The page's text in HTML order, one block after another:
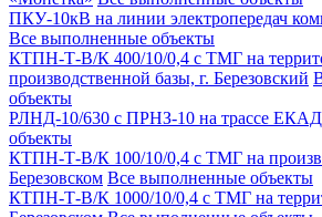
ПКУ-10кВ на линии электропередач
Все выполненные объекты
КТПН-Т-В/К 400/10/0,4 с ТМГ на
производственной базы, г. Березовский
объекты
РЛНД-10/630 с ПРНЗ-10 на трассе ЕКАД
объекты
КТПН-Т-В/К 100/10/0,4 с ТМГ на
Березовском Все выполненные объекты
КТПН-Т-В/К 1000/10/0,4 с ТМГ на